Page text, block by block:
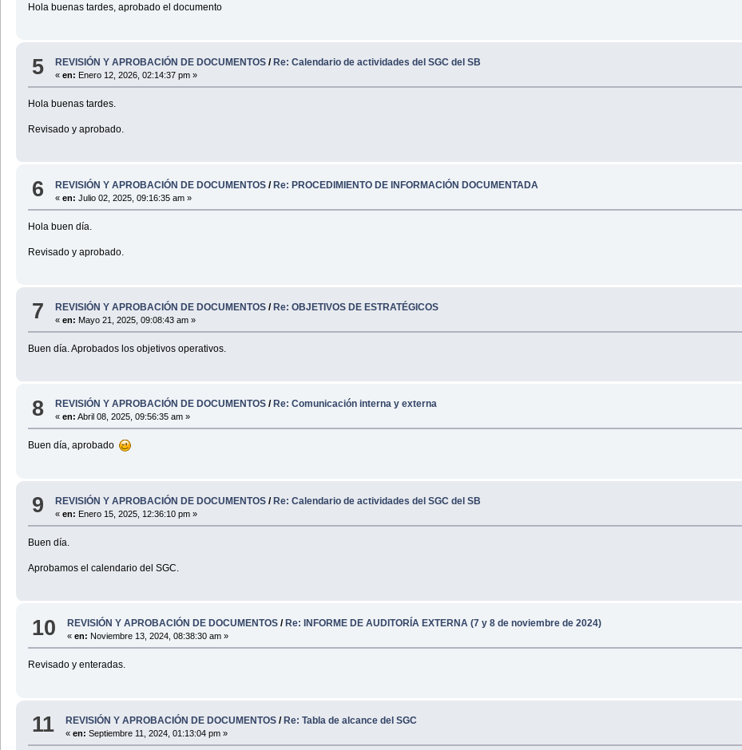
Hola buenas tardes, aprobado el documento
5 REVISIÓN Y APROBACIÓN DE DOCUMENTOS / Re: Calendario de actividades del SGC del SB
«en: Enero 12, 2026, 02:14:37 pm »
Hola buenas tardes.
Revisado y aprobado.
6 REVISIÓN Y APROBACIÓN DE DOCUMENTOS /Re: PROCEDIMIENTO DE INFORMACIÓN DOCUMENTADA
«en: Julio 02, 2025, 09:16:35 am »
Hola buen día.
Revisado y aprobado.
7 REVISIÓN Y APROBACIÓN DE DOCUMENTOS / Re: OBJETIVOS DE ESTRATÉGICOS
«en: Mayo 21, 2025, 09:08:43 am »
Buen día. Aprobados los objetivos operativos.
8 REVISIÓN Y APROBACIÓN DE DOCUMENTOS / Re: Comunicación interna y externa
«en: Abril 08, 2025, 09:56:35 am »
Buen día, aprobado
9 REVISIÓN Y APROBACIÓN DE DOCUMENTOS / Re: Calendario de actividades del SGC del SB
«en: Enero 15, 2025, 12:36:10 pm »
Buen día.
Aprobamos el calendario del SGC.
10 REVISIÓN Y APROBACIÓN DE DOCUMENTOS / Re: INFORME DE AUDITORÍA EXTERNA (7 y 8 de noviembre de 2024)
«en: Noviembre 13, 2024, 08:38:30 am »
Revisado y enteradas.
11 REVISIÓN Y APROBACIÓN DE DOCUMENTOS /Re: Tabla de alcance del SGC
«en: Septiembre 11, 2024, 01:13:04 pm »